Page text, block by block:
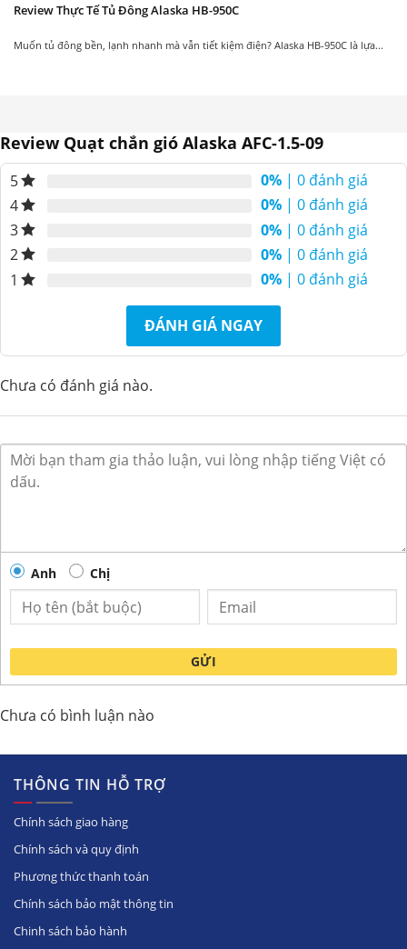
Review Thực Tế Tủ Đông Alaska HB-950C
Muốn tủ đông bền, lạnh nhanh mà vẫn tiết kiệm điện? Alaska HB-950C là lựa...
Review Quạt chắn gió Alaska AFC-1.5-09
5 0% | 0 đánh giá
4
0% | 0 đánh giá
3
0% | 0 đánh giá
2
0% | 0 đánh giá
1
0% | 0 đánh giá
ĐÁNH GIÁ NGAY
Chưa có đánh giá nào.
Anh Chị
GỬI
Chưa có bình luận nào
THÔNG TIN HỖ TRỢ
Chính sách giao hàng
Chính sách và quy định
Phương thức thanh toán
Chính sách bảo mật thông tin
Chinh sách bảo hành